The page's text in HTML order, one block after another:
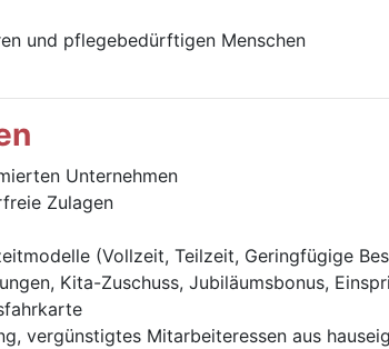
und pflegebedürftigen Menschen
Unternehmen
Zulagen
(Vollzeit, Teilzeit, Geringfügige
Kita-Zuschuss, Jubiläumsbonus,
vergünstigtes Mitarbeiteressen aus